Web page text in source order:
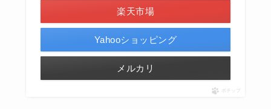
楽天市場
Yahooショッピング
メルカリ
ポチップ